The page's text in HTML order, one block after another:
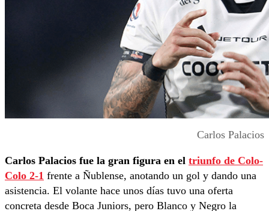
Carlos Palacios
Carlos Palacios fue la gran figura en el triunfo de Colo-
Colo 2-1 frente a Ñublense, anotando un gol y dando una
asistencia. El volante hace unos días tuvo una oferta
concreta desde Boca Juniors, pero Blanco y Negro la